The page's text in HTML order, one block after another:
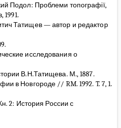
Подол: Проблеми топографії,
1991.
Татищев — автор и редактор
исследования о
В.Н.Татищева. М., 1887.
в Новгороде // RM. 1992. T. 7, 1.
2: История России с